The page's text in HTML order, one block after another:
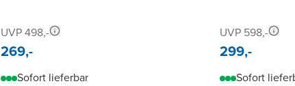
UVP 498,-
269,-
Sofort lieferbar
UVP 598,-
299,-
Sofort